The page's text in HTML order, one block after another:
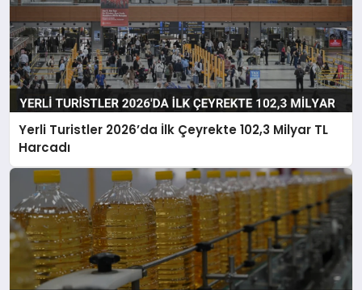
Yerli Turistler 2026’da İlk Çeyrekte 102,3 Milyar TL
Harcadı